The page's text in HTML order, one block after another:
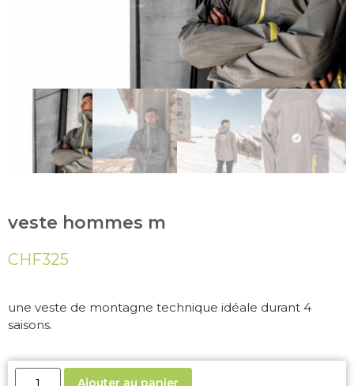
veste hommes m
CHF325
une veste de montagne technique idéale durant 4
saisons.
Ajouter au panier